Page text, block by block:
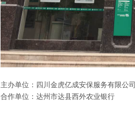
主办单位：四川金虎亿成安保服务有限公司
合作单位：达州市达县西外农业银行